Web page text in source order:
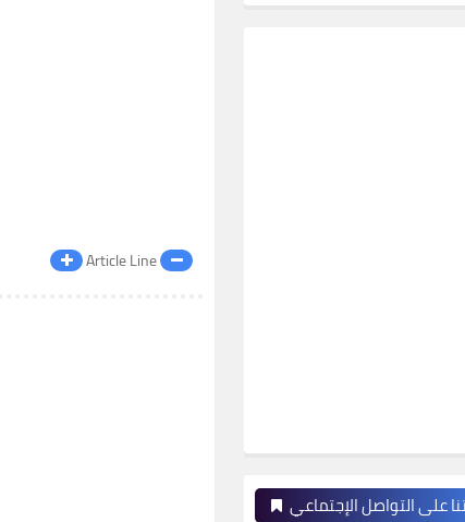
Article Line
على التواصل الإجتماعي